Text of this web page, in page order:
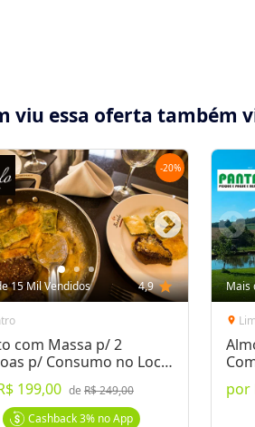
essa Oferta:
as novidades do Cidade Oferta no seu
& Regras
Fácil!Não precisa imprimir. Anote
Saiba Mais
viu essa oferta também
-20%
15 Mil Vendidos 4,9 star
com Massa p/ 2
p/ Consumo no Local
199,00 de R$ 249,00
Cashback3%no App
Mais
location_on
por